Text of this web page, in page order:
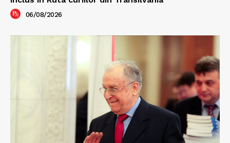
06/08/2026